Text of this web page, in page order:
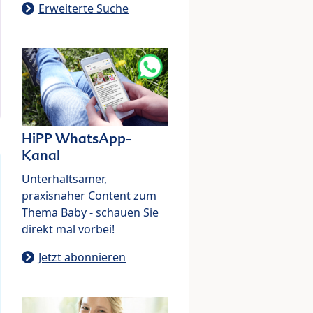
Erweiterte Suche
HiPP WhatsApp-
Kanal
Unterhaltsamer,
praxisnaher Content zum
Thema Baby - schauen Sie
direkt mal vorbei!
Jetzt abonnieren